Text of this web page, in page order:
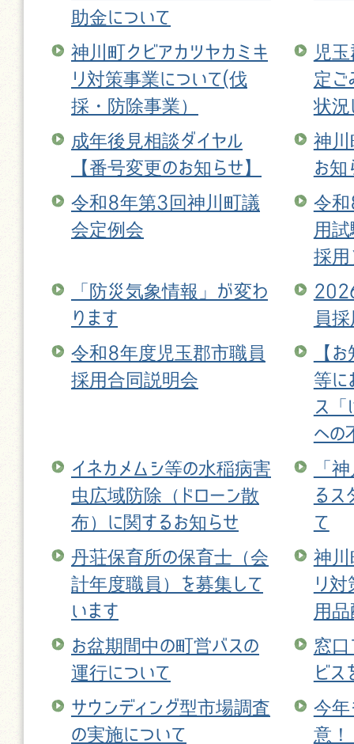
助金について
神川町クビアカツヤカミキ
リ対策事業について(伐
採・防除事業）
児
定ご
状況
成年後見相談ダイヤル
【番号変更のお知らせ】
神川
お知
令和8年第3回神川町議
会定例会
令
用
採用
「防災気象情報」が変わ
ります
員
令和8年度児玉郡市職員
採用合同説明会
【
等に
ス「
への
イネカメムシ等の水稲病害
虫広域防除（ドローン散
布）に関するお知らせ
「
るス
て
丹荘保育所の保育士（会
計年度職員）を募集して
います
神川
リ
用
お盆期間中の町営バスの
運行について
窓口
ビス
サウンディング型市場調査
の実施について
今年
意！